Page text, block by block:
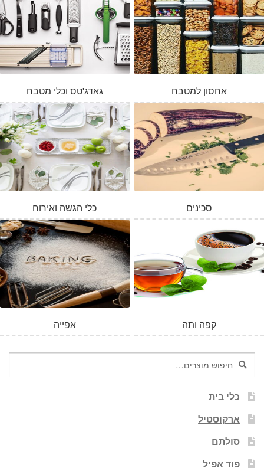
גאדג'טס וכלי מטבח אחסון למטבח
כלי הגשה ואירוח סכינים
אפייה קפה ותה
חיפוש
עבור:
חיפוש
כלי בית
ארקוסטיל
סולתם
פוד אפיל